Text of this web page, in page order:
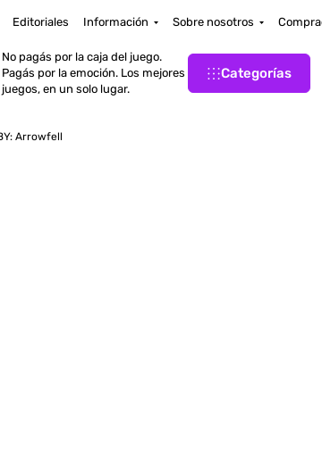
Editoriales Información Sobre nosotros
No pagás por la caja del juego.
Pagás por la emoción. Los mejores
juegos, en un solo lugar.
Categorías
Arrowfell